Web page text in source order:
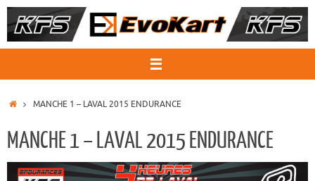
Passer
au
contenu
ACCUEIL
MANCHE 1 – LAVAL 2015 ENDURANCE
MANCHE 1 – LAVAL 2015 ENDURANCE